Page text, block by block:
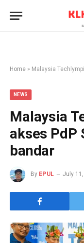
Home » Malaysia
NEWS
Malaysia
akses PdP
bandar
By EPUL July